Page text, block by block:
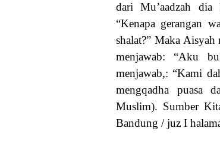
dari Mu’aadzah dia
“Kenapa gerangan
shalat?” Maka
menjawab: “Aku
menjawab,: “Kami
mengqadha puasa
Muslim). Sumber
Bandung / juz I